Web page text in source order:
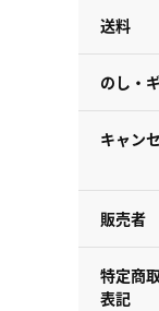
送料
のし・
キャン
販売者
特定商
表記